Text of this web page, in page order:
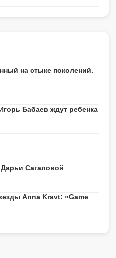
на стыке поколений.
Бабаев ждут ребенка
Сагаловой
Anna Kravt: «Game